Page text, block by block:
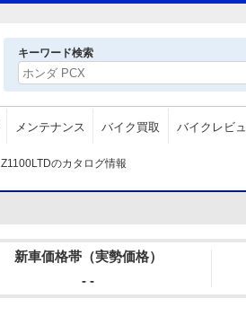
キーワード検索
メンテナンス バイク買取 バイクレビ
Z1100LTDのカタログ情報
新車価格帯（実勢価格）
- -